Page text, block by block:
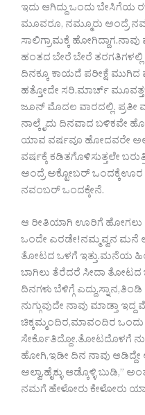
ಇದು ಆಗಿದ್ದು ಒಂದು
ಮೂವರೂ, ನಮ್ಮೂರು ಅಂದ್ರೆ
ಸಾಲಿಗ್ರಾಮಕ್ಕೆ
ಹಂತದ ಬೇರೆ ಬೇರೆ
ದಿನಕ್ಕೂ ಕಾಯದೆ ಪರೀಕ್ಷೆ
ಹತ್ತೋದೇ ಸರಿ.ಮಾರ್ಚ್
ಜೂನ್ ಮೊದಲ ವಾರದಲ್ಲಿ. ಪ್ರತೀ
ನಾಲ್ಕೈದು ದಿನವಾದ ಬಳಿಕವೇ
ಯಾವ ವರ್ಷವೂ ಹೋದವರೇ
ವರ್ಷಕ್ಕೆ ಕಡಿತಗೊಳಿಸುತ್ತಲೇ
ಅಂದ್ರೆ ಅಕ್ಟೋಬರ್ ಒಂದಕ್ಕೆಊರ
ನವಂಬರ್ ಒಂದಕ್ಕೇನೆ.
ಆ ರೀತಿಯಾಗಿ ಊರಿಗೆ ಹೋಗಲು
ಒಂದೇ ಎರಡೇ!ನಮ್ಮವ್ವನ
ತೋಟದ ಒಳಗೆ ಇತ್ತು.ಮನೆಯ
ಬಾಗಿಲು ತೆರೆದರೆ ಸೀದಾ ತೋಟದ
ದಿನಗಳು ಬೆಳಿಗ್ಗೆ
ನುಗ್ಗುವುದೇ ನಾವು ಮಾಡ್ತಾ
ಚಿಕ್ಕಮ್ಮಂದಿರ,ಮಾವಂದಿರ ಒಂದು
ಸೇರ್ಕೊತಿದ್ದೋ.ತೋಟದೊಳಗೆ
ಹೋಗಿ,ಇಡೀ ದಿನ ನಾವು ಆಡಿದ್ದೇ
ಅಲ್ವಾ,ಹೈಕ್ಳು ಆಡ್ಕೊಳ್ಳಿ ಬುಡಿ,”
ನಮಗೆ ಹೇಳೋರು ಕೇಳೋರು